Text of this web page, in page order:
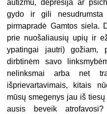
autizmu, depresija ar
gydo ir gili
pirmapradė Gamtos siela.
prie nuošaliausių upių ir
ypatingai jautri) gožiam,
dirbtinėm savo
nelinksmai arba net
išprievartavimais, kitais
mūsų smegenys jau iš
ausis beveik